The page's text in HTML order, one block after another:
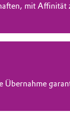
mit
Übernahme